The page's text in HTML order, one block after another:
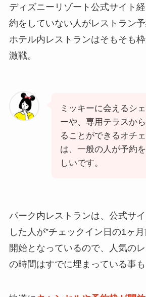
ディズニーリゾート公式サイト
約をしていない人がレストラン予
ホテル内レストランはそもそも
激戦。
ミッキーに会えるシ
ーや、専用テラスか
ることができるオチ
は、一般の人が予約
しいです。
パーク内レストランは、公式サ
した人が”チェックイン日の1ヶ
開始となっているので、人気の
の時間はすでに埋まっている事も